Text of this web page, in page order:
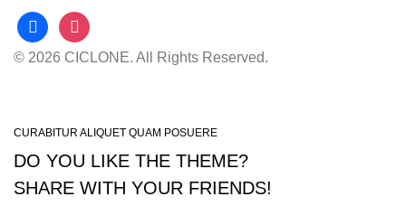
facebookinstagram
© 2026 CICLONE. All Rights Reserved.
CURABITUR ALIQUET QUAM POSUERE
DO YOU LIKE THE THEME?
SHARE WITH YOUR FRIENDS!